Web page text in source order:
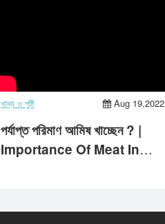
খাদ্য ও পুষ্টি Aug 19,2022
পর্যাপ্ত পরিমাণ আমিষ খাচ্ছেন ? |
Importance Of Meat In